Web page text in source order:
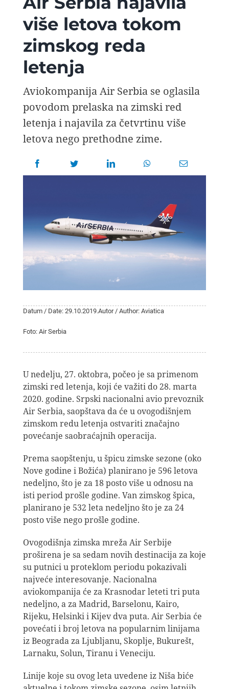
AVIOPEDIA
SPECIJAL
FOTO PRIČA
TEMA
AGENT
više letova tokom
zimskog reda
letenja
Aviokompanija Air Serbia se oglasila
povodom prelaska na zimski red
letenja i najavila za četvrtinu više
letova nego prethodne zime.
Datum / Date: 29.10.2019.Autor / Author: Aviatica
Foto: Air Serbia
U nedelju, 27. oktobra, počeo je sa primenom
zimski red letenja, koji će važiti do 28. marta
2020. godine. Srpski nacionalni avio prevoznik
Air Serbia, saopštava da će u ovogodišnjem
zimskom redu letenja ostvariti značajno
povećanje saobraćajnih operacija.
Prema saopštenju, u špicu zimske sezone (oko
Nove godine i Božića) planirano je 596 letova
nedeljno, što je za 18 posto više u odnosu na
isti period prošle godine. Van zimskog špica,
planirano je 532 leta nedeljno što je za 24
posto više nego prošle godine.
Ovogodišnja zimska mreža Air Serbije
proširena je sa sedam novih destinacija za koje
su putnici u proteklom periodu pokazivali
najveće interesovanje. Nacionalna
aviokompanija će za Krasnodar leteti tri puta
nedeljno, a za Madrid, Barselonu, Kairo,
Rijeku, Helsinki i Kijev dva puta. Air Serbia će
povećati i broj letova na popularnim linijama
iz Beograda za Ljubljanu, Skoplje, Bukurešt,
Larnaku, Solun, Tiranu i Veneciju.
Linije koje su ovog leta uvedene iz Niša biće